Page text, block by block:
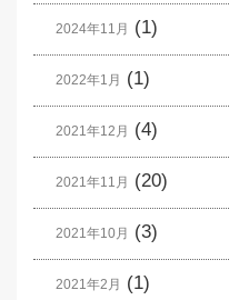
2024年11月 (1)
2022年1月 (1)
2021年12月 (4)
2021年11月 (20)
2021年10月 (3)
2021年2月 (1)